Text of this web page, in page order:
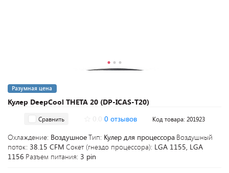
Кулер DeepCool THETA 20 (DP-ICAS-T20)
Разумная цена
Сравнить 0 отзывов Код товара: 201923
Охлаждение: ВоздушноеТип: Кулер для процессора Воздушный
поток: 38.15 CFM Сокет (гнездо процессора): LGA 1155, LGA
1156 Разъем питания: 3 pin